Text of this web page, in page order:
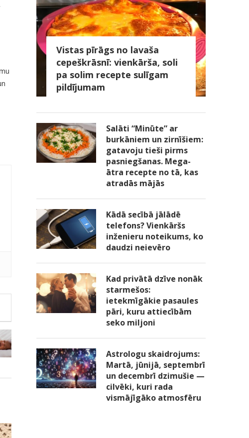
Vistas pīrāgs no lavaša
cepeškrāsnī: vienkārša, soli
pa solim recepte sulīgam
pildījumam
Salāti “Minūte” ar
burkāniem un zirnīšiem:
gatavoju tieši pirms
pasniegšanas. Mega-
ātra recepte no tā, kas
atradās mājās
Kādā secībā jālādē
telefons? Vienkāršs
inženieru noteikums, ko
daudzi neievēro
Kad privātā dzīve nonāk
starmešos:
ietekmīgākie pasaules
pāri, kuru attiecībām
seko miljoni
Astrologu skaidrojums:
Martā, jūnijā, septembrī
un decembrī dzimušie —
cilvēki, kuri rada
vismājīgāko atmosfēru